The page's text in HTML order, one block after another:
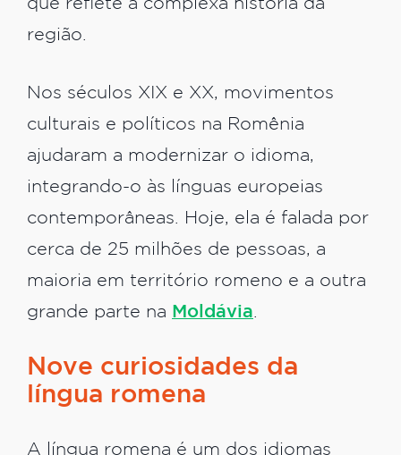
que reflete a complexa história da
região.
Nos séculos XIX e XX, movimentos
culturais e políticos na Romênia
ajudaram a modernizar o idioma,
integrando-o às línguas europeias
contemporâneas. Hoje, ela é falada por
cerca de 25 milhões de pessoas, a
maioria em território romeno e a outra
grande parte na Moldávia
Nove curiosidades da
língua romena
A língua romena é um dos idiomas